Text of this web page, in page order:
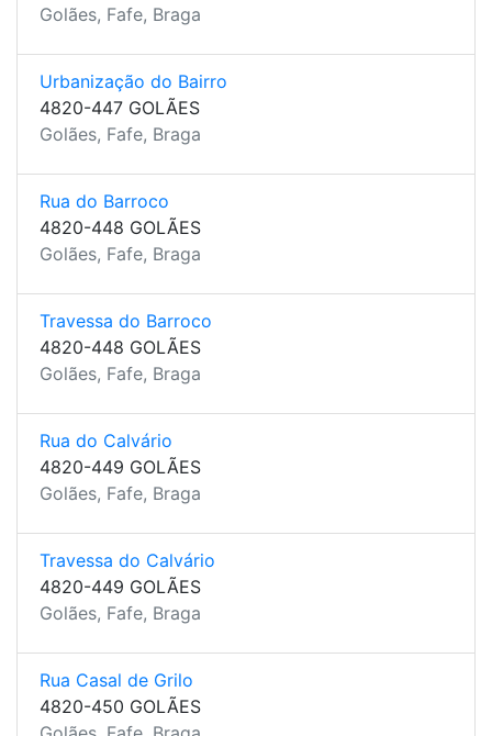
Golães, Fafe, Braga
Urbanização do Bairro
4820-447 GOLÃES
Golães, Fafe, Braga
Rua do Barroco
4820-448 GOLÃES
Golães, Fafe, Braga
Travessa do Barroco
4820-448 GOLÃES
Golães, Fafe, Braga
Rua do Calvário
4820-449 GOLÃES
Golães, Fafe, Braga
Travessa do Calvário
4820-449 GOLÃES
Golães, Fafe, Braga
Rua Casal de Grilo
4820-450 GOLÃES